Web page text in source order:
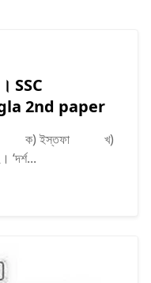
। SSC
2nd paper
কোনটি? ক) ইস্তফা খ)